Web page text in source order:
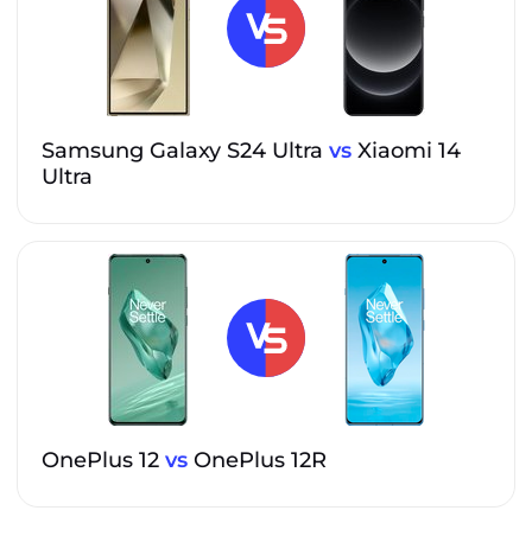
Samsung Galaxy S24 Ultra vs Xiaomi 14
Ultra
OnePlus 12 vs OnePlus 12R